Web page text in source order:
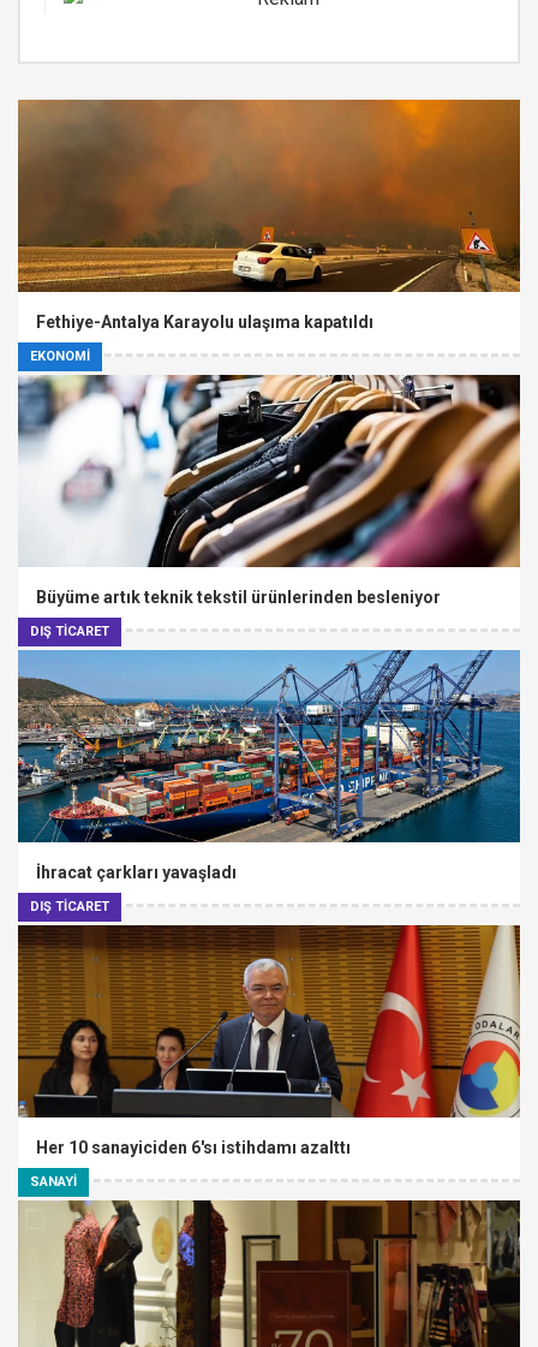
EKONOMİ
Fethiye-Antalya Karayolu ulaşıma kapatıldı
DIŞ TİCARET
Büyüme artık teknik tekstil ürünlerinden besleniyor
DIŞ TİCARET
İhracat çarkları yavaşladı
SANAYİ
Her 10 sanayiciden 6'sı istihdamı azalttı